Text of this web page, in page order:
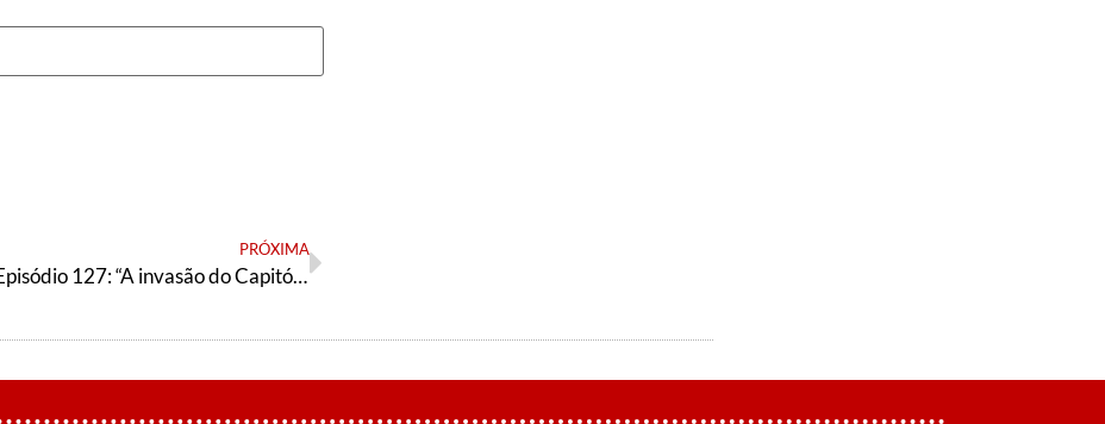
PRÓXIMA
Podcast Episódio 127: “A invasão do Capitólio”, a disputa pela presidência da Câmara e o debate pelo adiamento do Enem